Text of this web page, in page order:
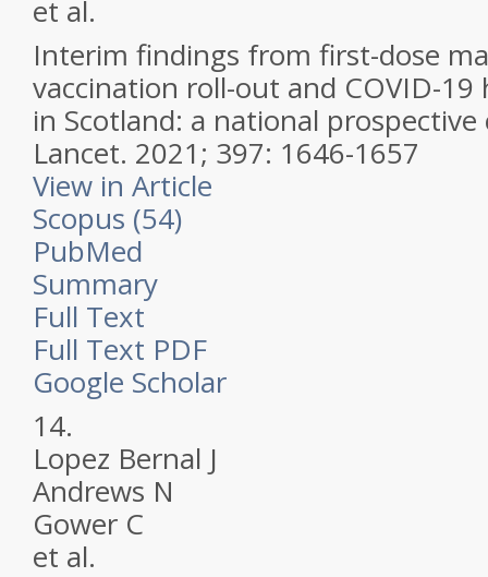
et al.
Interim findings from first-dose
vaccination roll-out and COVID-19
in Scotland: a national
Lancet. 2021; 397: 1646-1657
View in Article
Scopus (54)
PubMed
Summary
Full Text
Full Text PDF
Google Scholar
14.
Lopez Bernal J
Andrews N
Gower C
et al.